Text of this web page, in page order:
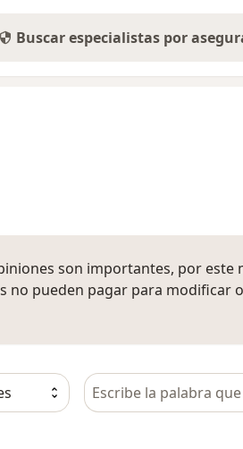
Buscar especialistas por
son importantes, por este
no pueden pagar para modificar
Busca en opiniones